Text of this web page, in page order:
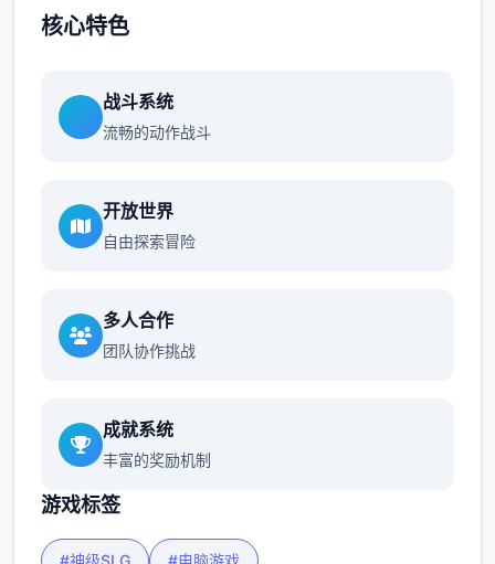
核心特色
战斗系统
流畅的动作战斗
开放世界
自由探索冒险
多人合作
团队协作挑战
成就系统
丰富的奖励机制
游戏标签
#神级SLG #电脑游戏